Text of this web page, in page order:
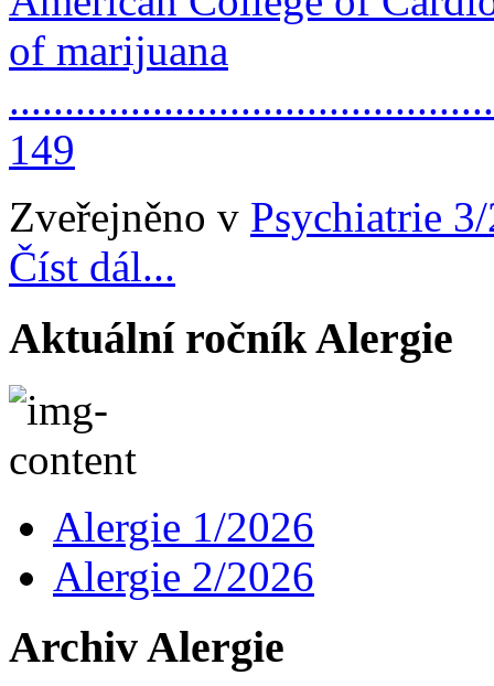
of marijuana
149
Zveřejněno v Psychiatrie
Číst dál...
Aktuální ročník Alergie
Alergie 1/2026
Alergie 2/2026
Archiv Alergie